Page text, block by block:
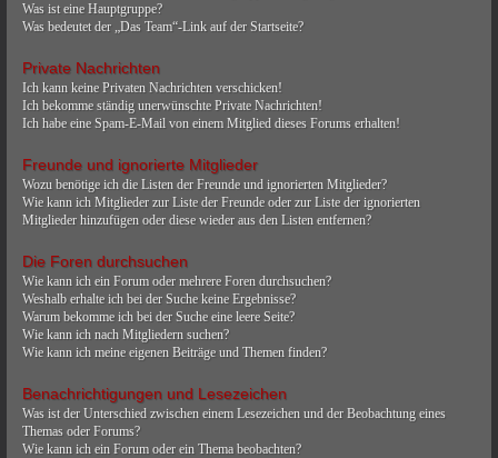
Was ist eine Hauptgruppe?
Was bedeutet der „Das Team“-Link auf der Startseite?
Private Nachrichten
Ich kann keine Privaten Nachrichten verschicken!
Ich bekomme ständig unerwünschte Private Nachrichten!
Ich habe eine Spam-E-Mail von einem Mitglied dieses Forums erhalten!
Freunde und ignorierte Mitglieder
Wozu benötige ich die Listen der Freunde und ignorierten Mitglieder?
Wie kann ich Mitglieder zur Liste der Freunde oder zur Liste der ignorierten
Mitglieder hinzufügen oder diese wieder aus den Listen entfernen?
Die Foren durchsuchen
Wie kann ich ein Forum oder mehrere Foren durchsuchen?
Weshalb erhalte ich bei der Suche keine Ergebnisse?
Warum bekomme ich bei der Suche eine leere Seite?
Wie kann ich nach Mitgliedern suchen?
Wie kann ich meine eigenen Beiträge und Themen finden?
Benachrichtigungen und Lesezeichen
Was ist der Unterschied zwischen einem Lesezeichen und der Beobachtung eines
Themas oder Forums?
Wie kann ich ein Forum oder ein Thema beobachten?